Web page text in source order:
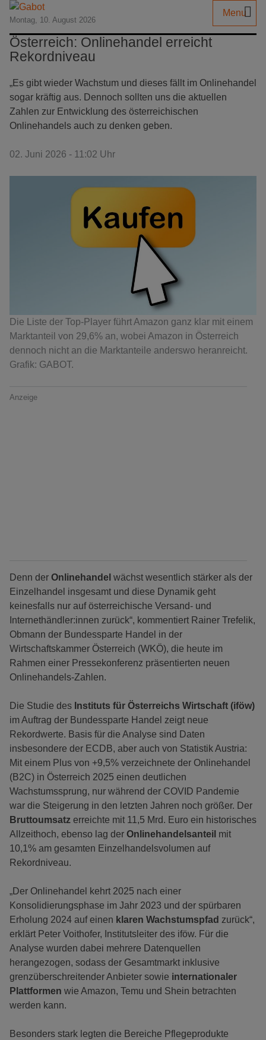
Montag, 10. August 2026
Menu
Österreich: Onlinehandel erreicht
Rekordniveau
„Es gibt wieder Wachstum und dieses fällt im Onlinehandel
sogar kräftig aus. Dennoch sollten uns die aktuellen
Zahlen zur Entwicklung des österreichischen
Onlinehandels auch zu denken geben.
02. Juni 2026 - 11:02 Uhr
Die Liste der Top-Player führt Amazon ganz klar mit einem
Marktanteil von 29,6% an, wobei Amazon in Österreich
dennoch nicht an die Marktanteile anderswo heranreicht.
Grafik: GABOT.
Anzeige
Denn der Onlinehandel wächst wesentlich stärker als der
Einzelhandel insgesamt und diese Dynamik geht
keinesfalls nur auf österreichische Versand- und
Internethändler:innen zurück“, kommentiert Rainer Trefelik,
Obmann der Bundessparte Handel in der
Wirtschaftskammer Österreich (WKÖ), die heute im
Rahmen einer Pressekonferenz präsentierten neuen
Onlinehandels-Zahlen.
Die Studie des Instituts für Österreichs Wirtschaft (iföw)
im Auftrag der Bundessparte Handel zeigt neue
Rekordwerte. Basis für die Analyse sind Daten
insbesondere der ECDB, aber auch von Statistik Austria:
Mit einem Plus von +9,5% verzeichnete der Onlinehandel
(B2C) in Österreich 2025 einen deutlichen
Wachstumssprung, nur während der COVID Pandemie
war die Steigerung in den letzten Jahren noch größer. Der
Bruttoumsatz erreichte mit 11,5 Mrd. Euro ein historisches
Allzeithoch, ebenso lag der Onlinehandelsanteil mit
10,1% am gesamten Einzelhandelsvolumen auf
Rekordniveau.
„Der Onlinehandel kehrt 2025 nach einer
Konsolidierungsphase im Jahr 2023 und der spürbaren
Erholung 2024 auf einen klaren Wachstumspfad zurück“,
erklärt Peter Voithofer, Institutsleiter des iföw. Für die
Analyse wurden dabei mehrere Datenquellen
herangezogen, sodass der Gesamtmarkt inklusive
grenzüberschreitender Anbieter sowie internationaler
Plattformen wie Amazon, Temu und Shein betrachten
werden kann.
Besonders stark legten die Bereiche Pflegeprodukte